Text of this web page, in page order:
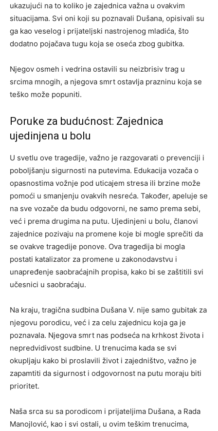
ukazujući na to koliko je zajednica važna u ovakvim
situacijama. Svi oni koji su poznavali Dušana, opisivali su
ga kao veselog i prijateljski nastrojenog mladića, što
dodatno pojačava tugu koja se oseća zbog gubitka.
Njegov osmeh i vedrina ostavili su neizbrisiv trag u
srcima mnogih, a njegova smrt ostavlja prazninu koja se
teško može popuniti.
Poruke za budućnost: Zajednica
ujedinjena u bolu
U svetlu ove tragedije, važno je razgovarati o prevenciji i
poboljšanju sigurnosti na putevima. Edukacija vozača o
opasnostima vožnje pod uticajem stresa ili brzine može
pomoći u smanjenju ovakvih nesreća. Također, apeluje se
na sve vozače da budu odgovorni, ne samo prema sebi,
već i prema drugima na putu. Ujedinjeni u bolu, članovi
zajednice pozivaju na promene koje bi mogle sprečiti da
se ovakve tragedije ponove. Ova tragedija bi mogla
postati katalizator za promene u zakonodavstvu i
unapređenje saobraćajnih propisa, kako bi se zaštitili svi
učesnici u saobraćaju.
Na kraju, tragična sudbina Dušana V. nije samo gubitak za
njegovu porodicu, već i za celu zajednicu koja ga je
poznavala. Njegova smrt nas podseća na krhkost života i
nepredvidivost sudbine. U trenucima kada se svi
okupljaju kako bi proslavili život i zajedništvo, važno je
zapamtiti da sigurnost i odgovornost na putu moraju biti
prioritet.
Naša srca su sa porodicom i prijateljima Dušana, a Rada
Manojlović, kao i svi ostali, u ovim teškim trenucima,